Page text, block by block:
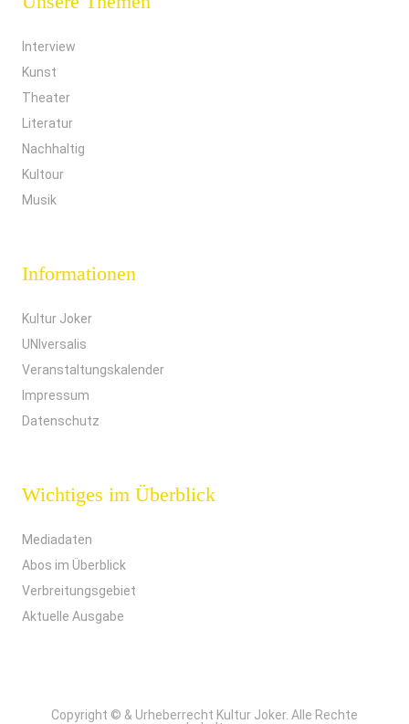
Interview
Kunst
Theater
Literatur
Nachhaltig
Kultour
Musik
Informationen
Kultur Joker
UNIversalis
Veranstaltungskalender
Impressum
Datenschutz
Wichtiges im Überblick
Mediadaten
Abos im Überblick
Verbreitungsgebiet
Aktuelle Ausgabe
Copyright © & Urheberrecht Kultur Joker. Alle Rechte